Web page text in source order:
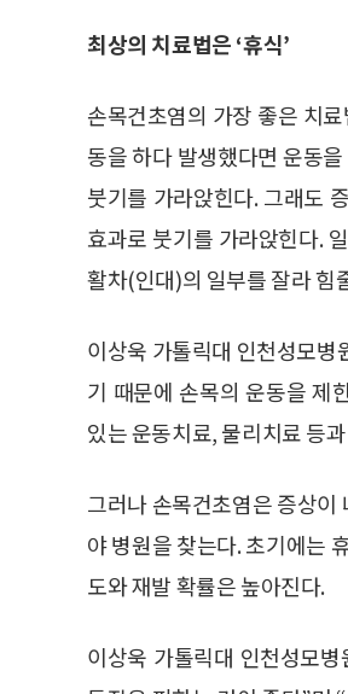
최상의 치료법은 ‘휴식’
손목건초염의 가장 좋은 치
동을 하다 발생했다면 운동
붓기를 가라앉힌다. 그래도
효과로 붓기를 가라앉힌다.
활차(인대)의 일부를 잘라 힘
이상욱 가톨릭대 인천성모병
기 때문에 손목의 운동을 제
있는 운동치료, 물리치료 등
그러나 손목건초염은 증상이
야 병원을 찾는다. 초기에는
도와 재발 확률은 높아진다.
이상욱 가톨릭대 인천성모